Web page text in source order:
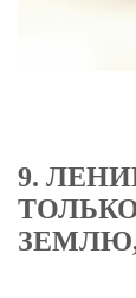
9.